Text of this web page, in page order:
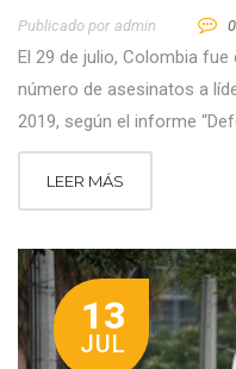
Publicado por Admin 0
El 29 de julio, Colombia
número de asesinatos a
2019, según el informe
LEER MÁS
13
JUL